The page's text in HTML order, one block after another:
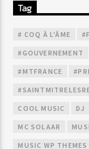
Tag
# COQ À L'ÂME
#GOUVERNEMENT
#MTFRANCE
COOL MUSIC DJ
MC SOLAAR
MUSIC WP THEMES